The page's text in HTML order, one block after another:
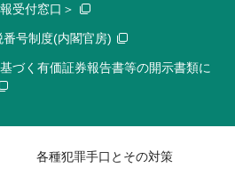
受付窓口＞
号制度(内閣官房)
づく有価証券報告書等の開示書類に
各種犯罪手口とその対策